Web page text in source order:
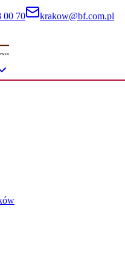
00 70 krakow@bf.com.pl